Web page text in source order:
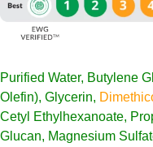
Purified Water, Butylene
Olefin), Glycerin,
Cetyl Ethylhexanoate,
Glucan, Magnesium